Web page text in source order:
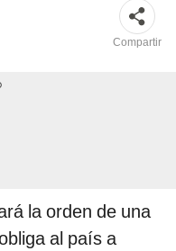
Compartir
la orden de una
al país a